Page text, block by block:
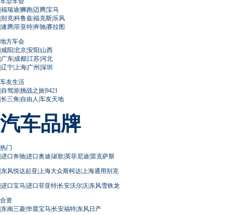
|福瑞迪|狮跑|迈腾|宝马
|别克|科鲁兹|福克斯|乐风
|速腾|菲亚特|奔驰|赛拉图
地方车会
|咸阳|北京|安阳|山西
|广东|成都|江苏|河北
|辽宁| 上海|广州 |深圳
车友生活
|自驾游|挑战之旅|9421
|长三角 |自由人 |车友天地
汽车品牌
热门
|进口奔驰|进口奥迪|讴歌|英菲尼迪|雷克萨斯
|东风悦达起亚| 上海大众斯柯达| 上海通用别克
|进口宝马|进口菲亚特|长安沃尔沃|东风雪铁龙
合资
|东南三菱|华晨宝马|长安福特|东风日产